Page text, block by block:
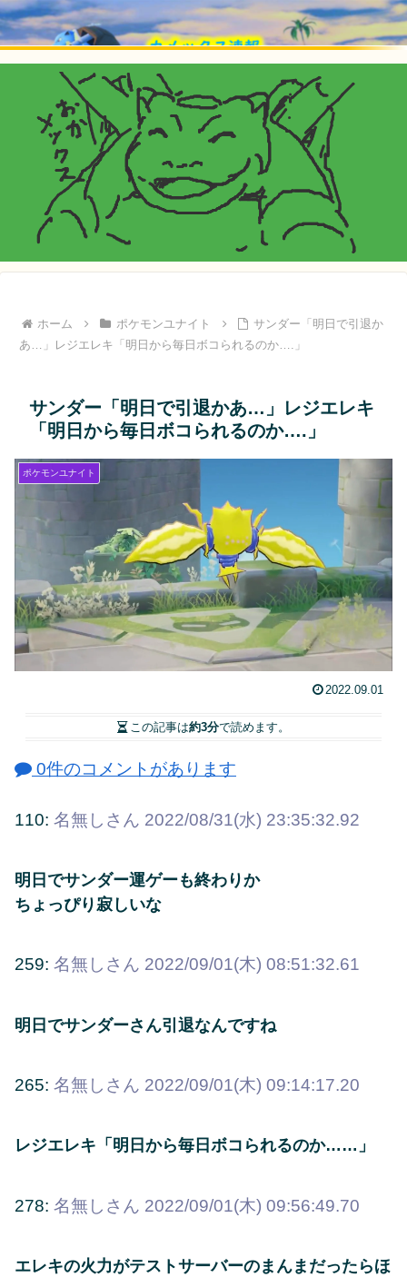
ホーム ポケモンユナイト
サンダー「明日で引退か
あ…」レジエレキ「明日から毎日ボコられるのか….」
サンダー「明日で引退かあ…」レジエレキ
「明日から毎日ボコられるのか….」
ポケモンユナイト
2022.09.01
この記事は約3分で読めます。
0件のコメントがあります
110: 名無しさん 2022/08/31(水) 23:35:32.92
明日でサンダー運ゲーも終わりか
ちょっぴり寂しいな
259: 名無しさん 2022/09/01(木) 08:51:32.61
明日でサンダーさん引退なんですね
265: 名無しさん 2022/09/01(木) 09:14:17.20
レジエレキ「明日から毎日ボコられるのか……」
278: 名無しさん 2022/09/01(木) 09:56:49.70
エレキの火力がテストサーバーのまんまだったらほ